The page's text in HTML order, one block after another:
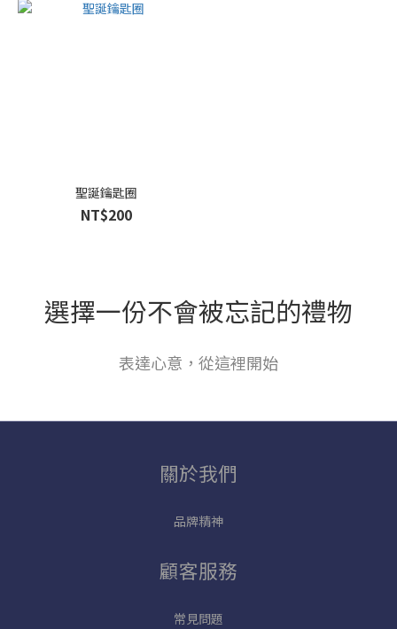
聖誕鑰匙圈
NT$200
選擇一份不會被忘記的禮物
表達心意，從這裡開始
關於我們
品牌精神
顧客服務
常見問題